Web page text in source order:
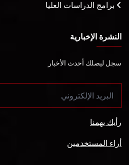
برامج الدراسات العليا
النشرة الإخبارية
سجل ليصلك أحدث الأخبار
رأيك يهمنا
أراء المستخدمين